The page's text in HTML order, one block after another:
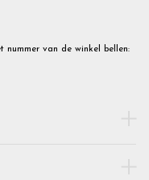
nummer van de winkel bellen: